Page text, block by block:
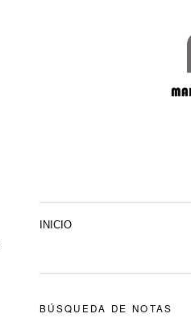
INICIO
BÚSQUEDA DE NOTAS